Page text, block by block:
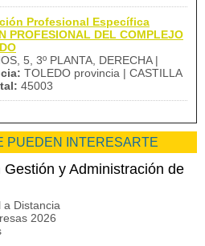
Profesional Específica
PROFESIONAL DEL COMPLEJO
5, 3º PLANTA, DERECHA |
TOLEDO provincia | CASTILLA
45003
PUEDEN INTERESARTE
y Administración de
a Distancia
2026